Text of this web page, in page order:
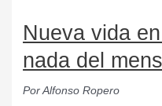
Nueva vida
nada del
Por Alfonso Ropero